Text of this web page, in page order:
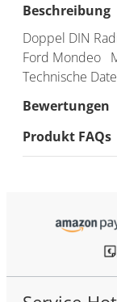
Beschreibung
Doppel DIN
Ford Mondeo
Technische
Bewertungen
Produkt FAQs